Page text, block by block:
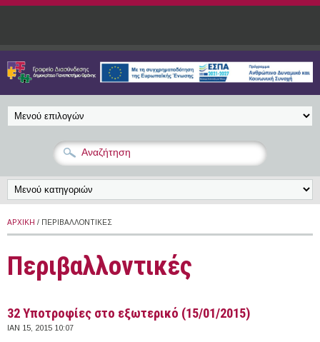
Παράκαμψη προς το κυρίως περιεχόμενο
ΑΡΧΙΚΉ / ΠΕΡΙΒΑΛΛΟΝΤΙΚΈΣ
Περιβαλλοντικές
32 Υποτροφίες στο εξωτερικό (15/01/2015)
ΙΑΝ 15, 2015 10:07